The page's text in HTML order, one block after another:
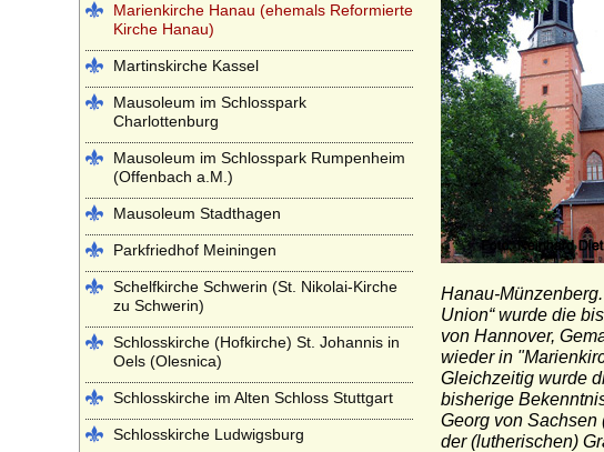
Hanau-Münzenberg.
Union“ wurde die
von Hannover,
wieder in
Gleichzeitig wurde
bisherige
Georg von Sachsen
der (lutherischen)
Marienkirche Hanau (ehemals Reformierte
Kirche Hanau)
Martinskirche Kassel
Mausoleum im Schlosspark
Charlottenburg
Mausoleum im Schlosspark Rumpenheim
(Offenbach a.M.)
Mausoleum Stadthagen
Parkfriedhof Meiningen
Schelfkirche Schwerin (St. Nikolai-Kirche
zu Schwerin)
Schlosskirche (Hofkirche) St. Johannis in
Oels (Olesnica)
Schlosskirche im Alten Schloss Stuttgart
Schlosskirche Ludwigsburg